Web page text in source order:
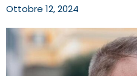
Ottobre 12, 2024